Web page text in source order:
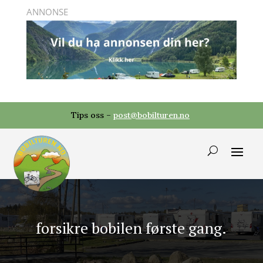
Tips oss – post@bobilturen.no
forsikre bobilen første gang.